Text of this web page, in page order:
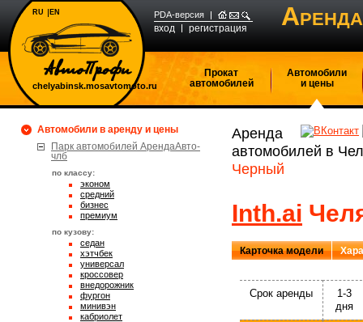
chelyabinsk.mosavtomoto.ru
PDA-версия
вход регистрация А
RU EN
Прокат
автомобилей
Автомобили
и цены
Автомобили в аренду и цены
Парк автомобилей АрендаАвто-
члб
по классу:
эконом
средний
бизнес
премиум
по кузову:
седан
хэтчбек
универсал
кроссовер
внедорожник
фургон
минивэн
кабриолет
Аренда
автомобилей в
Черный
Inth.ai
Карточка модели
Срок аренды
1-3
дня